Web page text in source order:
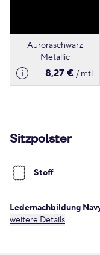
Auroraschwarz
Metallic
8,27 €/ mtl.
Sitzpolster
Stoff
Ledernachbildung
weitere Details